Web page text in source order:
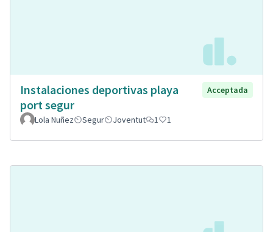
Instalaciones deportivas playa
port segur
Acceptada
Lola Nuñez Segur Joventut 1 1